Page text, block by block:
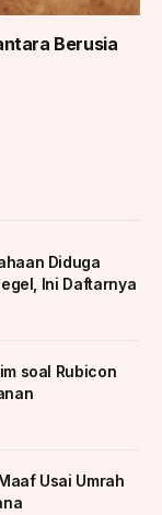
Berusia
Diduga
Ini Daftarnya
soal Rubicon
Usai Umrah